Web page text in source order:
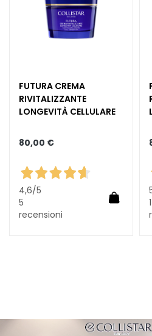
n
g
u
n
o
s
i
d
FUTURA CREMA
RIVITALIZZANTE
LONGEVITÀ CELLULARE
80,00 €
4,6/5
5
recensioni
1